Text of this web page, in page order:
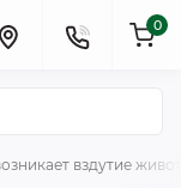
0
вздутие